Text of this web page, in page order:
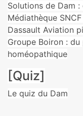
Solutions de Dam
Médiathèque
Dassault Aviation
Groupe Boiron :
homéopathique
[Quiz]
Le quiz du Dam